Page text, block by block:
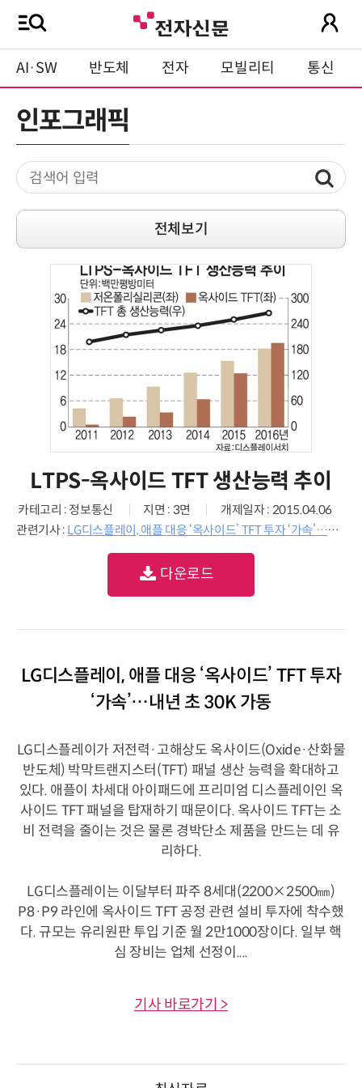
AI·SW 반도체 전자 모빌리티 통신
인포그래픽
전체보기
LTPS-옥사이드 TFT 생산능력 추이
카테고리 : 정보통신 지면 : 3면
개제일자 : 2015.04.06
관련기사 : LG디스플레이, 애플 대응 ‘옥사이드’ TFT 투자 ‘가속’…내년 초 30K 가동
다운로드
LG디스플레이, 애플 대응 ‘옥사이드’ TFT 투자
‘가속’…내년 초 30K 가동
LG디스플레이가 저전력·고해상도 옥사이드(Oxide·산화물
반도체) 박막트랜지스터(TFT) 패널 생산 능력을 확대하고
있다. 애플이 차세대 아이패드에 프리미엄 디스플레이인 옥
사이드 TFT 패널을 탑재하기 때문이다. 옥사이드 TFT는 소
비 전력을 줄이는 것은 물론 경박단소 제품을 만드는 데 유
리하다.
LG디스플레이는 이달부터 파주 8세대(2200×2500㎜)
P8·P9 라인에 옥사이드 TFT 공정 관련 설비 투자에 착수했
다. 규모는 유리원판 투입 기준 월 2만1000장이다. 일부 핵
심 장비는 업체 선정이....
기사 바로가기 >